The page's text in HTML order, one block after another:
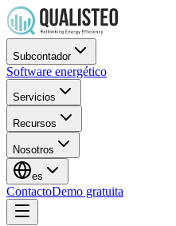
Subcontador
Software energético
Servicios
Recursos
Nosotros
es
ContactoDemo gratuita